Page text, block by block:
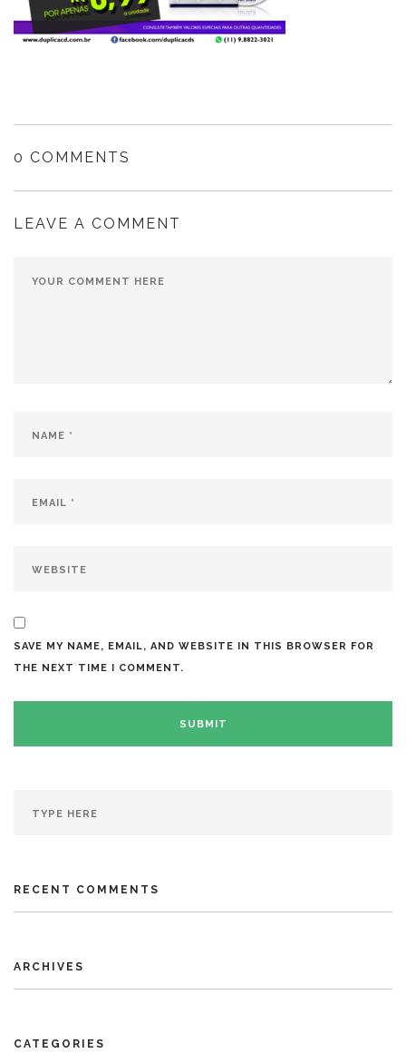
0 COMMENTS
LEAVE A COMMENT
SAVE MY NAME, EMAIL, AND WEBSITE IN THIS BROWSER FOR
THE NEXT TIME I COMMENT.
RECENT COMMENTS
ARCHIVES
CATEGORIES